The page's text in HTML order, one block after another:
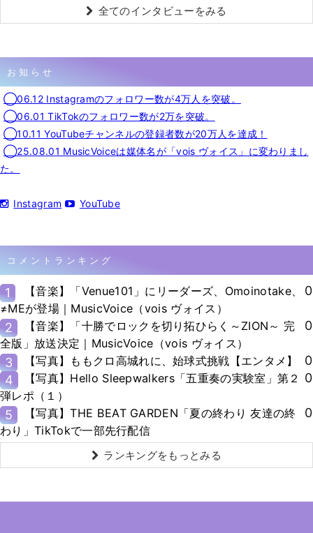
全てのインタビューをみる
お知らせ
◯06.12 Instagramのフォロワー数が4万人を突破。
◯06.01 TikTokのフォロワー数が2万を突破。
◯10.11 YouTubeチャンネルの登録者数が20万人を達成！
◯25.08.01 MusicVoiceは媒体名が「vois ヴォイス」に変わりまし
た。
Instagram YouTube
コメントランキング
1
【音楽】「Venue101」にリーダーズ、Omoinotake、
≠MEが登場｜MusicVoice（vois ヴォイス）
0
2
【音楽】「十勝でロックを切り拓ひらく～ZION～ 完
全版」放送決定｜MusicVoice（vois ヴォイス）
0
3 【写真】ももクロ高城れに、始球式挑戦【エンタメ】
0
4
【写真】Hello Sleepwalkers「五重奏の実験室」第２
弾レポ（１）
0
5
【写真】THE BEAT GARDEN「夏の終わり 友達の終
わり」TikTokで一部先行配信
0
ランキングをもっとみる